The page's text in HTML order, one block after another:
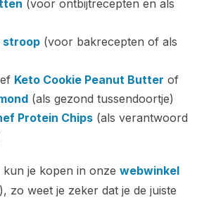
(voor ontbijtrecepten en als
stroop(voor bakrecepten of als
Keto Cookie Peanut Butter of
(als gezond tussendoortje)
Protein Chips(als verantwoord
je kopen in onze webwinkel
zo weet je zeker dat je de juiste